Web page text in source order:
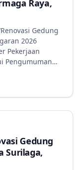
Raya,
Gedung
2026
Pekerjaan
Pengumuman…
Gedung
Surilaga,